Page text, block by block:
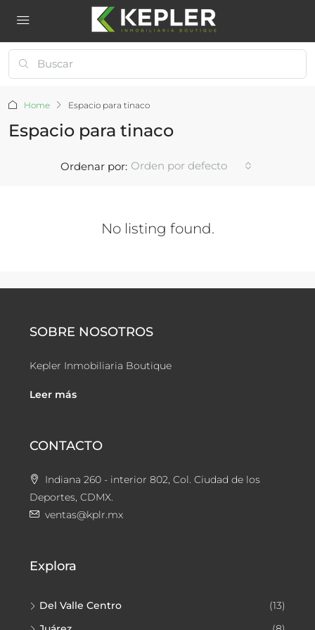
Home Espacio para tinaco
Espacio para tinaco
Ordenar por: Orden por defecto
No listing found.
SOBRE NOSOTROS
Kepler Inmobiliaria Boutique
Leer más
CONTACTO
Indiana 260 - interior 802, Col. Ciudad de los
Deportes, CDMX.
ventas@kplr.mx
Explora
Del Valle Centro
(13)